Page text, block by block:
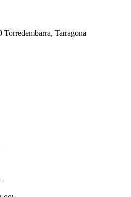
Torredembarra, Tarragona